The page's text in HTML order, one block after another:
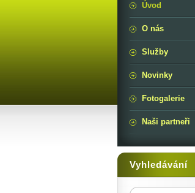
Úvod
O nás
Služby
Novinky
Fotogalerie
Naši partneři
Vyhledávání